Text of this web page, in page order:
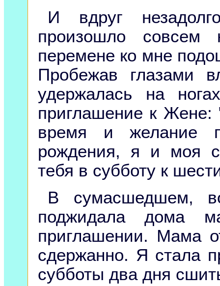
И вдруг
произошло совсем
перемене ко мне
Пробежав глазами
удержалась на
приглашение к Жене:
время и желание
рождения, я и моя
тебя в субботу к
В сумасшедшем,
поджидала дома
приглашении. Мама
сдержанно. Я стала
субботы два дня